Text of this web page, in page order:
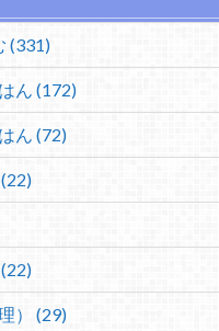
(331)
ん (172)
ん (72)
） (29)